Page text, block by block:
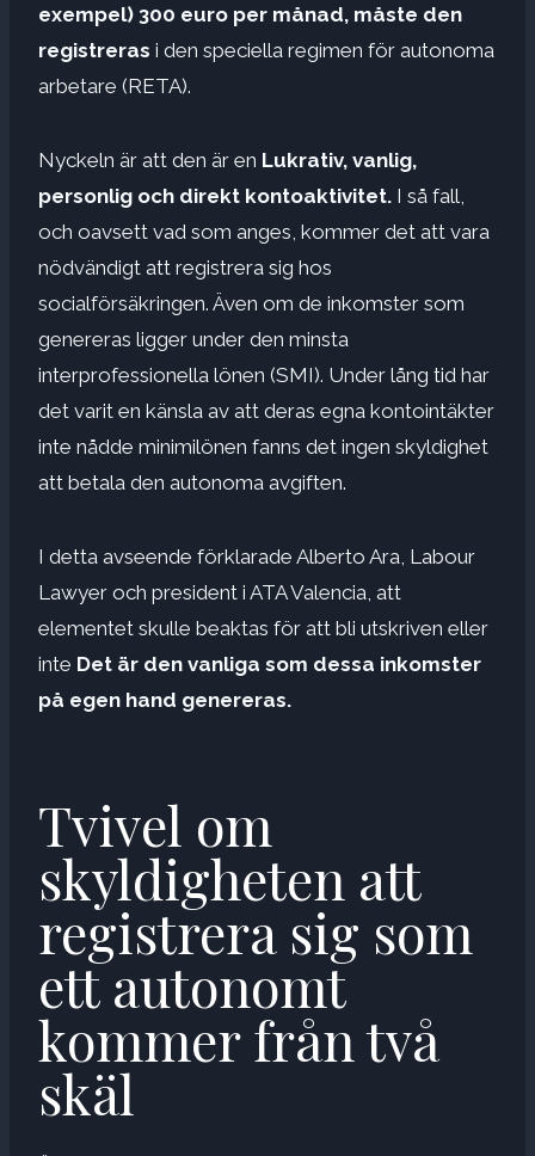
exempel) 300 euro per månad, måste den
registreras i den speciella regimen för autonoma
arbetare (RETA).
Nyckeln är att den är en Lukrativ, vanlig,
personlig och direkt kontoaktivitet. I så fall,
och oavsett vad som anges, kommer det att vara
nödvändigt att registrera sig hos
socialförsäkringen. Även om de inkomster som
genereras ligger under den minsta
interprofessionella lönen (SMI). Under lång tid har
det varit en känsla av att deras egna kontointäkter
inte nådde minimilönen fanns det ingen skyldighet
att betala den autonoma avgiften.
I detta avseende förklarade Alberto Ara, Labour
Lawyer och president i ATA Valencia, att
elementet skulle beaktas för att bli utskriven eller
inte Det är den vanliga som dessa inkomster
på egen hand genereras.
Tvivel om
skyldigheten att
registrera sig som
ett autonomt
kommer från två
skäl